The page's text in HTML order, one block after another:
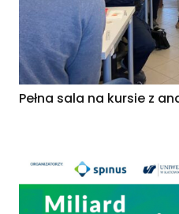
Pełna sala na kursie z